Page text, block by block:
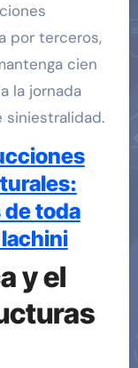
por terceros,
cien
la jornada
siniestralidad.
de toda
y el